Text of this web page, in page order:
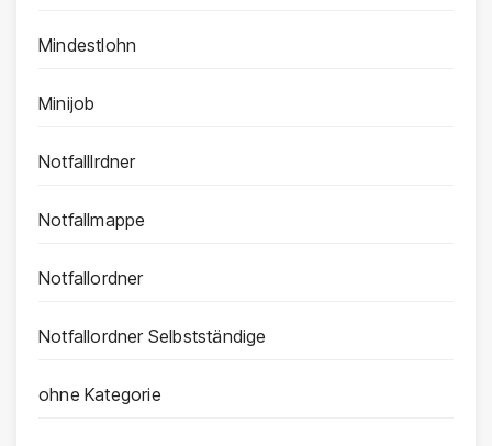
Mindestlohn
Minijob
Notfalllrdner
Notfallmappe
Notfallordner
Notfallordner Selbstständige
ohne Kategorie